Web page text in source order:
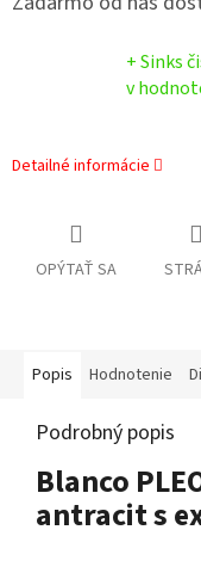
+ Sinks
v
Detailné informácie
OPÝTAŤ SA
Popis Hodnotenie
Podrobný popis
Blanco
antracit s